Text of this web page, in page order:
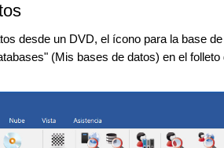
desde un DVD, el ícono para la base
(Mis bases de datos) en el